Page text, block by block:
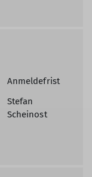
Anmeldefrist
Stefan
Scheinost